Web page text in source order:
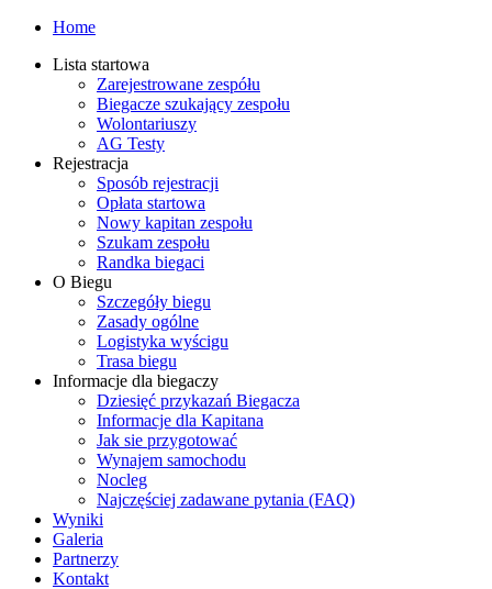
Home
Lista startowa
Zarejestrowane zespółu
Biegacze szukający zespołu
Wolontariuszy
AG Testy
Rejestracja
Sposób rejestracji
Opłata startowa
Nowy kapitan zespołu
Szukam zespołu
Randka biegaci
O Biegu
Szczegóły biegu
Zasady ogólne
Logistyka wyścigu
Trasa biegu
Informacje dla biegaczy
Dziesięć przykazań Biegacza
Informacje dla Kapitana
Jak sie przygotować
Wynajem samochodu
Nocleg
Najczęściej zadawane pytania (FAQ)
Wyniki
Galeria
Partnerzy
Kontakt